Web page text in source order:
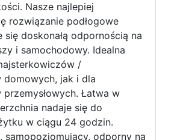
Nasze najlepiej
rozwiązanie podłogowe
się doskonałą odpornością na
i samochodowy. Idealna
/
jak i dla
Łatwa w
nadaje się do
w ciągu 24 godzin.
samopoziomujący, odporny na